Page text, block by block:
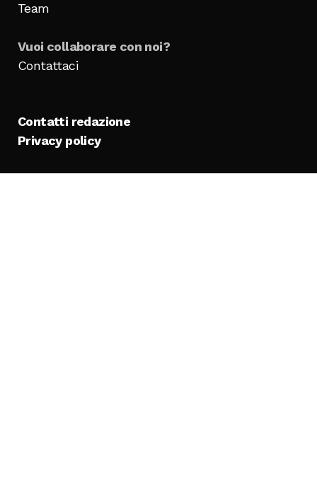
Team
Vuoi collaborare con noi?
Contattaci
Contatti redazione
Privacy policy